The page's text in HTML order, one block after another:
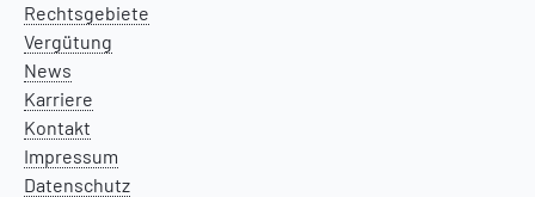
Rechtsgebiete
Vergütung
News
Karriere
Kontakt
Impressum
Datenschutz